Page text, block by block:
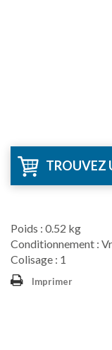
TROUVEZ
Poids : 0.52 kg
Conditionnement :
Colisage : 1
Imprimer